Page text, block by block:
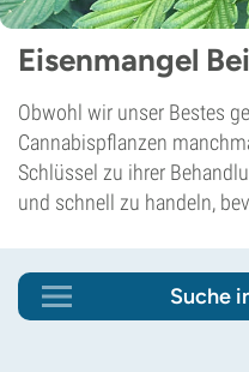
Eisenmangel
Obwohl wir unser Bestes
Cannabispflanzen
Schlüssel zu ihrer
und schnell zu handeln,
Suche